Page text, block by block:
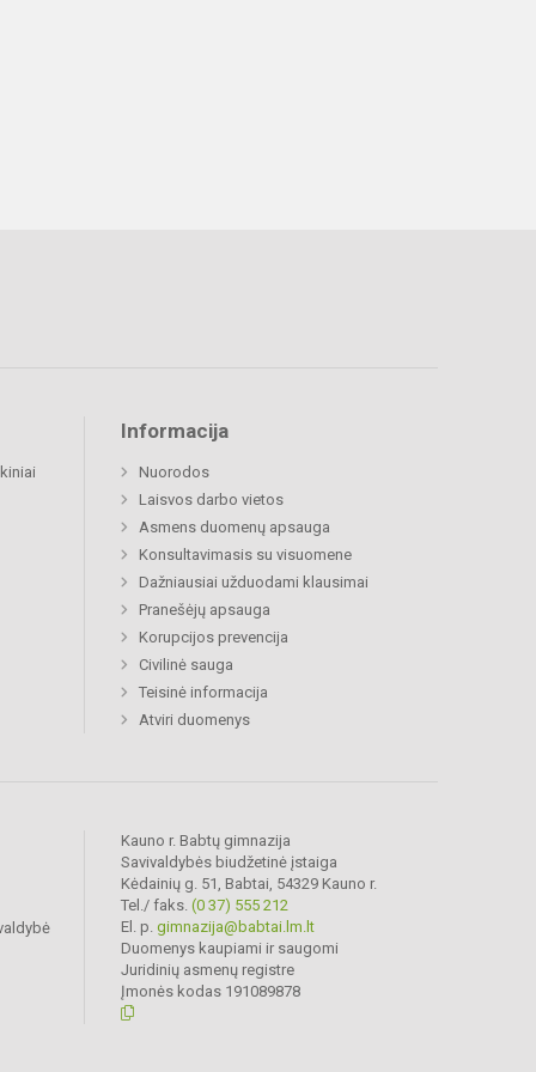
Informacija
Nuorodos
Laisvos darbo vietos
Asmens duomenų apsauga
Konsultavimasis su visuomene
Dažniausiai užduodami klausimai
Pranešėjų apsauga
Korupcijos prevencija
Civilinė sauga
Teisinė informacija
Atviri duomenys
Kauno r. Babtų gimnazija
Savivaldybės biudžetinė įstaiga
Kėdainių g. 51, Babtai, 54329 Kauno r.
Tel./ faks. (0 37) 555 212
El. p. gimnazija@babtai.lm.lt
Duomenys kaupiami ir saugomi
Juridinių asmenų registre
Įmonės kodas 191089878